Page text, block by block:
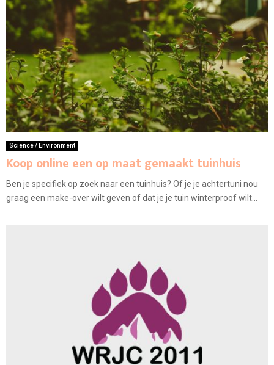
Science / Environment
Koop online een op maat gemaakt tuinhuis
Ben je specifiek op zoek naar een tuinhuis? Of je je achtertuni nou
graag een make-over wilt geven of dat je je tuin winterproof wilt...